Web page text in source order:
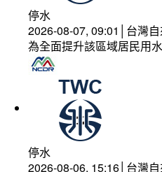
停水
2026-08-07, 09:01│台灣
為全面提升該區域居民用
停水
2026-08-06, 15:16│台灣